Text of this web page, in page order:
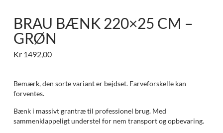
BRAU BÆNK 220×25 CM –
GRØN
Kr1492,00
Bemærk, den sorte variant er bejdset. Farveforskelle kan
forventes.
Bænk i massivt grantræ til professionel brug. Med
sammenklappeligt understel for nem transport og opbevaring.